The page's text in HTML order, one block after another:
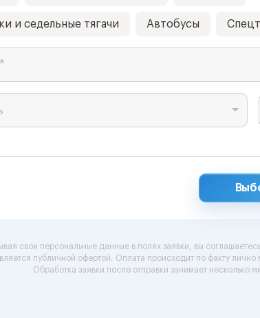
и седельные тягачи Автобусы
свои персональные данные в полях заявки, вы
публичной офертой. Оплата происходит по факту лично
Обработка заявки после отправки занимает несколько